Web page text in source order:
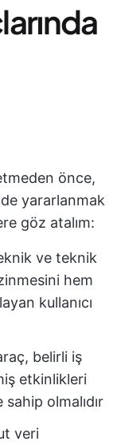
önce,
yararlanmak
göz atalım:
ve teknik
hem
kullanıcı
belirli iş
etkinlikleri
olmalıdır
veri